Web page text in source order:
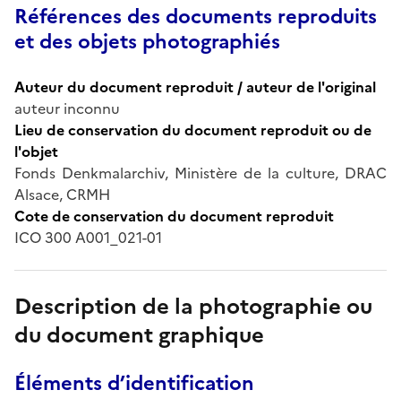
Références des documents reproduits
et des objets photographiés
Auteur du document reproduit / auteur de l'original
auteur inconnu
Lieu de conservation du document reproduit ou de
l'objet
Fonds Denkmalarchiv, Ministère de la culture, DRAC
Alsace, CRMH
Cote de conservation du document reproduit
ICO 300 A001_021-01
Description de la photographie ou
du document graphique
Éléments d’identification